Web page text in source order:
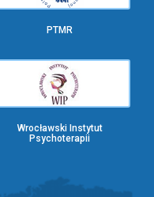
PTMR
Wrocławski Instytut
Psychoterapii